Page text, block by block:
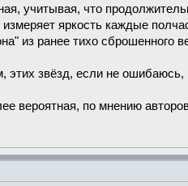
учитывая, что
яркость каждые
из ранее тихо сброшенного
этих звёзд, если не ошибаюсь,
вероятная, по мнению